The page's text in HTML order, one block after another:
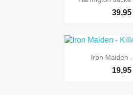
39,95

Iron Maiden
19,95